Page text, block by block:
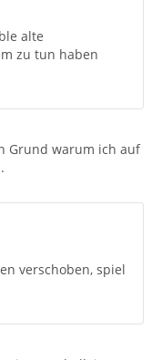
alte
zu tun haben
Grund warum ich auf
verschoben, spiel